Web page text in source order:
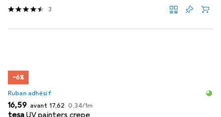
3
−6%
Ruban adhésif
EUR
16,59 avant EUR
17,62 EUR
0,34/1m